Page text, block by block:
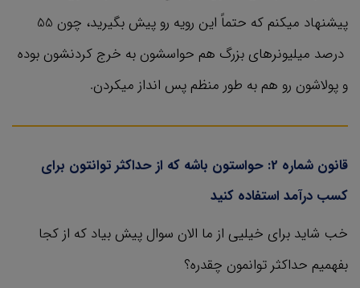
پیشنهاد میکنم که حتماً این رویه رو پیش بگیرید، چون 55
درصد میلیونرهای بزرگ هم حواسشون به خرج کردنشون بوده
و پولاشون رو هم به طور منظم پس انداز میکردن.
قانون شماره 2: حواستون باشه که از حداکثر توانتون برای
کسب درآمد استفاده کنید
خب شاید برای خیلیی از ما الان سوال پیش بیاد که از کجا
بفهمیم حداکثر توانمون چقدره؟